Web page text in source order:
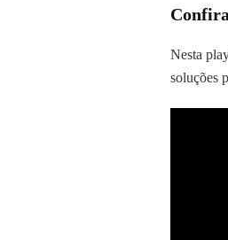
Nesta
soluções